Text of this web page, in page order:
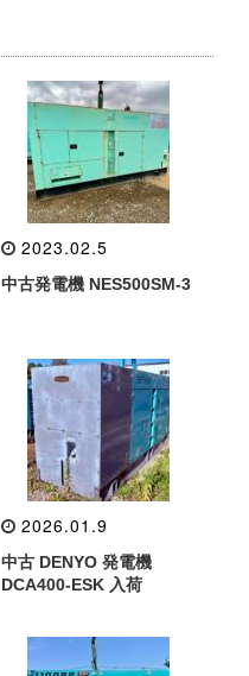
2023.02.5
中古発電機 NES500SM-3
2026.01.9
中古 DENYO 発電機
DCA400-ESK 入荷